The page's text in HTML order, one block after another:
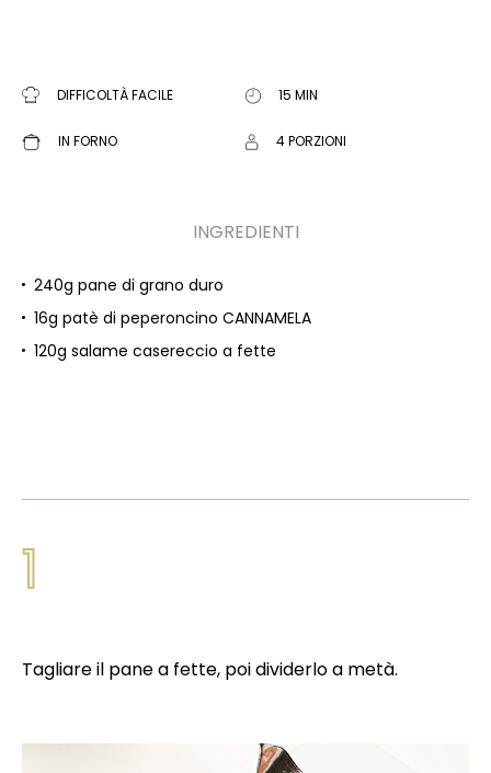
DIFFICOLTÀ FACILE 15 MIN
IN FORNO 4 PORZIONI
INGREDIENTI
240g pane di grano duro
16g patè di peperoncino CANNAMELA
120g salame casereccio a fette
1
Tagliare il pane a fette, poi dividerlo a metà.